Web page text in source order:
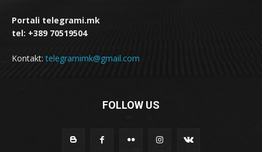
Portali telegrami.mk
tel: +389 70519504
Kontakt:telegramimk@gmail.com
FOLLOW US